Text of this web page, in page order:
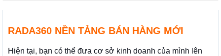
RADA360 NỀN TẢNG BÁN HÀNG MỚI
Hiện tại, bạn có thể đưa cơ sở kinh doanh của mình lên